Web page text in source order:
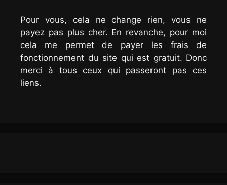
Pour vous, cela ne change rien, vous ne
payez pas plus cher. En revanche, pour moi
cela me permet de payer les frais de
fonctionnement du site qui est gratuit. Donc
merci à tous ceux qui passeront pas ces
liens.